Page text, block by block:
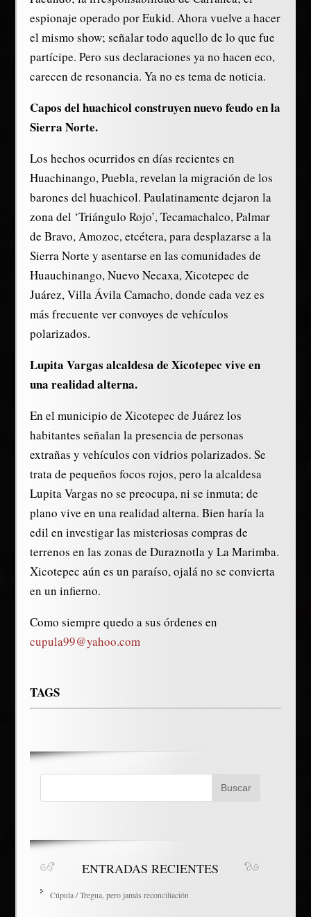
espionaje operado por Eukid. Ahora vuelve a hacer
el mismo show; señalar todo aquello de lo que fue
partícipe. Pero sus declaraciones ya no hacen eco,
carecen de resonancia. Ya no es tema de noticia.
Capos del huachicol construyen nuevo feudo en la
Sierra Norte.
Los hechos ocurridos en días recientes en
Huachinango, Puebla, revelan la migración de los
barones del huachicol. Paulatinamente dejaron la
zona del ‘Triángulo Rojo’, Tecamachalco, Palmar
de Bravo, Amozoc, etcétera, para desplazarse a la
Sierra Norte y asentarse en las comunidades de
Huauchinango, Nuevo Necaxa, Xicotepec de
Juárez, Villa Ávila Camacho, donde cada vez es
más frecuente ver convoyes de vehículos
polarizados.
Lupita Vargas alcaldesa de Xicotepec vive en
una realidad alterna.
En el municipio de Xicotepec de Juárez los
habitantes señalan la presencia de personas
extrañas y vehículos con vidrios polarizados. Se
trata de pequeños focos rojos, pero la alcaldesa
Lupita Vargas no se preocupa, ni se inmuta; de
plano vive en una realidad alterna. Bien haría la
edil en investigar las misteriosas compras de
terrenos en las zonas de Duraznotla y La Marimba.
Xicotepec aún es un paraíso, ojalá no se convierta
en un infierno.
Como siempre quedo a sus órdenes en
cupula99@yahoo.com
TAGS
ENTRADAS RECIENTES
Cúpula / Tregua, pero jamás reconciliación